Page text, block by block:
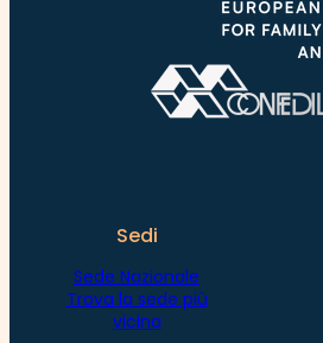
Sedi
Sede Nazionale
Trova la sede più
vicina